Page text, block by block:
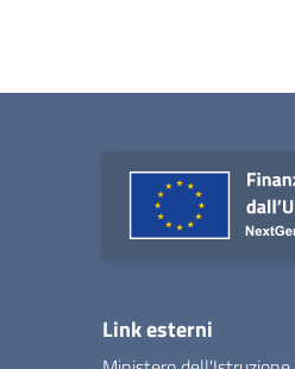
Link esterni